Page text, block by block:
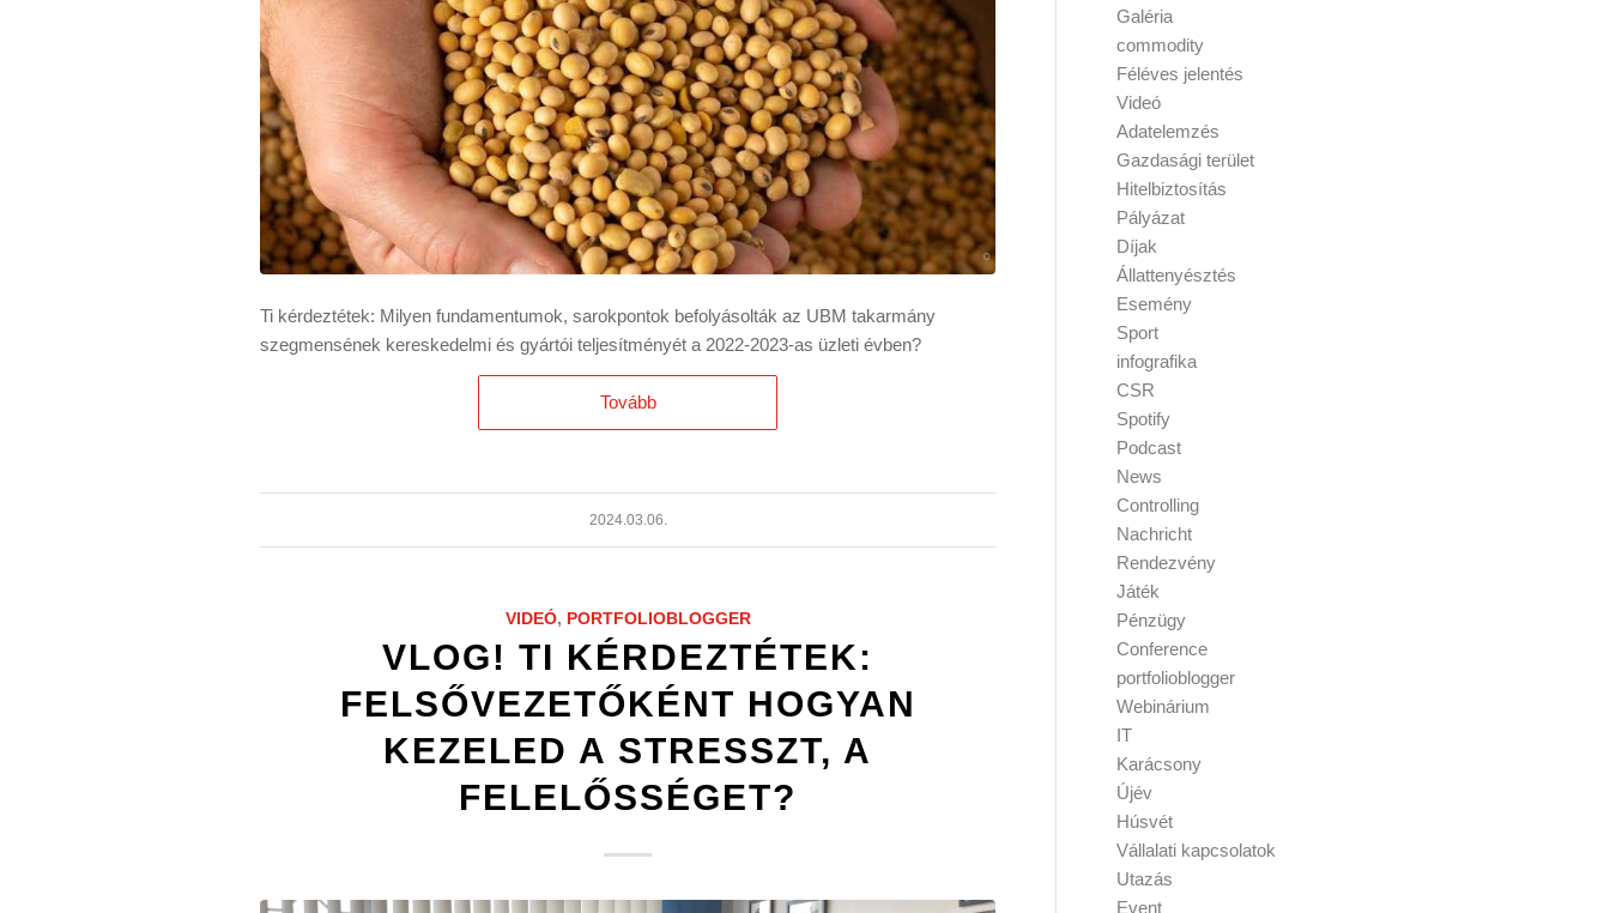
Ti kérdeztétek: Milyen fundamentumok, sarokpontok befolyásolták az UBM takarmány
szegmensének kereskedelmi és gyártói teljesítményét a 2022-2023-as üzleti évben?
Tovább
2024.03.06.
VIDEÓ, PORTFOLIOBLOGGER
VLOG! TI KÉRDEZTÉTEK:
FELSŐVEZETŐKÉNT HOGYAN
KEZELED A STRESSZT, A
FELELŐSSÉGET?
Galéria
commodity
Féléves jelentés
Videó
Adatelemzés
Gazdasági terület
Hitelbiztosítás
Pályázat
Díjak
Állattenyésztés
Esemény
Sport
infografika
CSR
Spotify
Podcast
News
Controlling
Nachricht
Rendezvény
Játék
Pénzügy
Conference
portfolioblogger
Webinárium
IT
Karácsony
Újév
Húsvét
Vállalati kapcsolatok
Utazás
Event